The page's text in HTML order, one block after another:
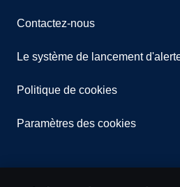
Contactez-nous
Le système de lancement
Politique de cookies
Paramètres des cookies